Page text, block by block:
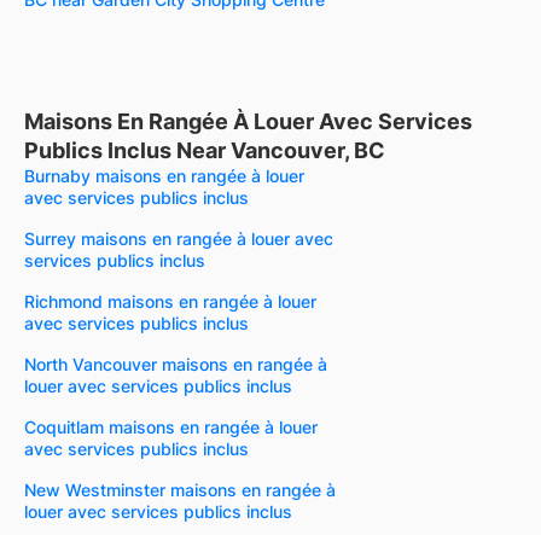
Maisons En Rangée À Louer Avec Services
Publics Inclus Near Vancouver, BC
Burnaby maisons en rangée à louer
avec services publics inclus
Surrey maisons en rangée à louer avec
services publics inclus
Richmond maisons en rangée à louer
avec services publics inclus
North Vancouver maisons en rangée à
louer avec services publics inclus
Coquitlam maisons en rangée à louer
avec services publics inclus
New Westminster maisons en rangée à
louer avec services publics inclus